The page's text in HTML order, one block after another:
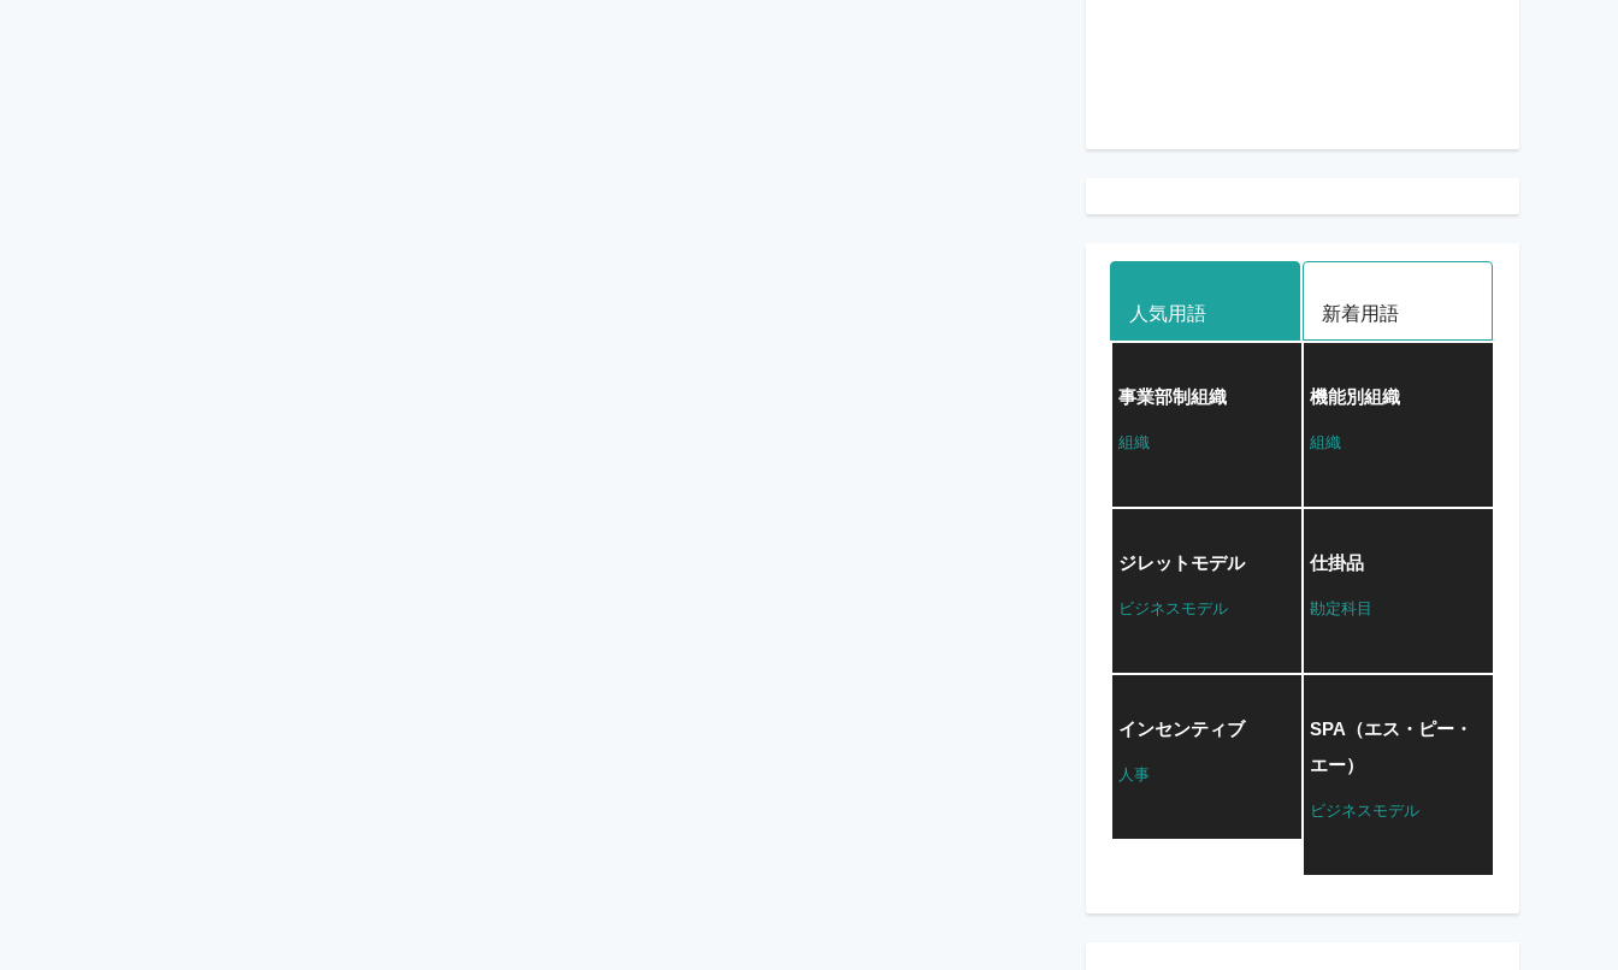
人気用語 新着用語
事業部制組織
組織
機能別組織
組織
ジレットモデル
ビジネスモデル
仕掛品
勘定科目
インセンティブ
人事
SPA（エス・ピー・
エー）
ビジネスモデル